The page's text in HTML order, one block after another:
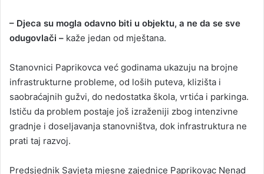
– Djeca su mogla odavno biti u objektu, a ne da se sve
odugovlači – kaže jedan od mještana.
Stanovnici Paprikovca već godinama ukazuju na brojne
infrastrukturne probleme, od loših puteva, klizišta i
saobraćajnih gužvi, do nedostatka škola, vrtića i parkinga.
Ističu da problem postaje još izraženiji zbog intenzivne
gradnje i doseljavanja stanovništva, dok infrastruktura ne
prati taj razvoj.
Predsjednik Savjeta mjesne zajednice Paprikovac Nenad